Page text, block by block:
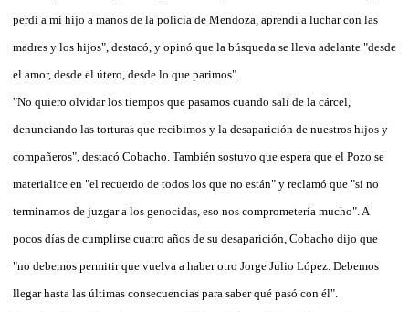
perdí a mi hijo a manos de la policía de Mendoza, aprendí a luchar con las
madres y los hijos", destacó, y opinó que la búsqueda se lleva adelante "desde
el amor, desde el útero, desde lo que parimos".
"No quiero olvidar los tiempos que pasamos cuando salí de la cárcel,
denunciando las torturas que recibimos y la desaparición de nuestros hijos y
compañeros", destacó Cobacho. También sostuvo que espera que el Pozo se
materialice en "el recuerdo de todos los que no están" y reclamó que "si no
terminamos de juzgar a los genocidas, eso nos comprometería mucho". A
pocos días de cumplirse cuatro años de su desaparición, Cobacho dijo que
"no debemos permitir que vuelva a haber otro Jorge Julio López. Debemos
llegar hasta las últimas consecuencias para saber qué pasó con él".